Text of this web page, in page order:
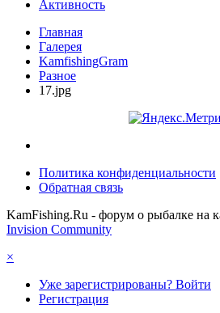
Активность
Главная
Галерея
KamfishingGram
Разное
17.jpg
Политика конфиденциальности
Обратная связь
KamFishing.Ru - форум о рыбалке на
Invision Community
×
Уже зарегистрированы? Войти
Регистрация